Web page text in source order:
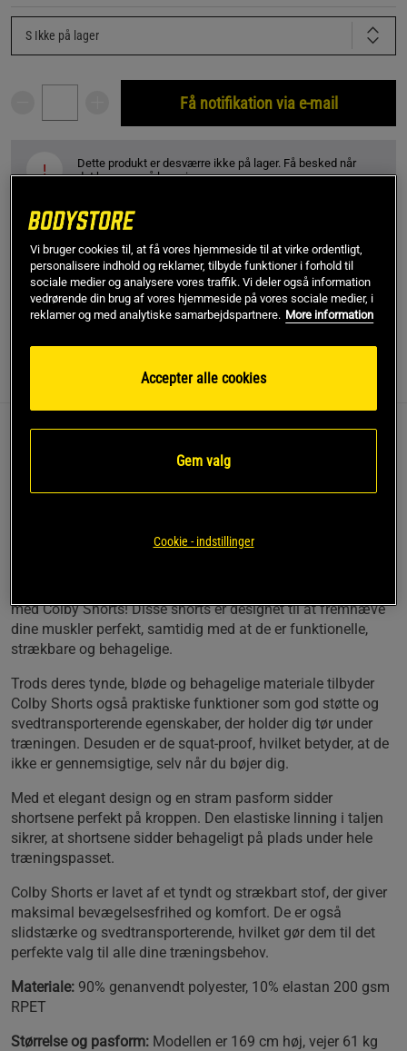
S Ikke på lager
Få notifikation via e-mail
!
Dette produkt er desværre ikke på lager. Få besked når
det kommer på lager igen.
SKU #91969900R | EAN
Colby Shorts - til dig, der ønsker stil, komfort og
funktionalitet på én gang!
Læs mere
Anmeldelser(1)
Stram og strækbar pasform
Svedtransporterende
med Colby Shorts! Disse shorts er designet til at fremhæve
dine muskler perfekt, samtidig med at de er funktionelle,
strækbare og behagelige.
Trods deres tynde, bløde og behagelige materiale tilbyder
Colby Shorts også praktiske funktioner som god støtte og
svedtransporterende egenskaber, der holder dig tør under
træningen. Desuden er de squat-proof, hvilket betyder, at de
ikke er gennemsigtige, selv når du bøjer dig.
Med et elegant design og en stram pasform sidder
shortsene perfekt på kroppen. Den elastiske linning i taljen
sikrer, at shortsene sidder behageligt på plads under hele
træningspasset.
Colby Shorts er lavet af et tyndt og strækbart stof, der giver
maksimal bevægelsesfrihed og komfort. De er også
slidstærke og svedtransporterende, hvilket gør dem til det
perfekte valg til alle dine træningsbehov.
Materiale: 90% genanvendt polyester, 10% elastan 200 gsm
RPET
Størrelse og pasform: Modellen er 169 cm høj, vejer 61 kg
Vi bruger cookies til, at få vores hjemmeside til at virke ordentligt,
personalisere indhold og reklamer, tilbyde funktioner i forhold til
sociale medier og analysere vores traffik. Vi deler også information
vedrørende din brug af vores hjemmeside på vores sociale medier, i
reklamer og med analytiske samarbejdspartnere. More information
Accepter alle cookies
Gem valg
Cookie - indstillinger